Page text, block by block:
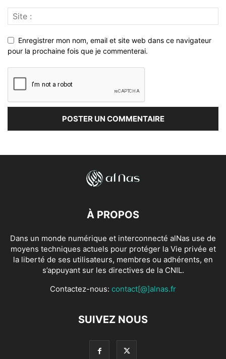
Enregistrer mon nom, email et site web dans ce navigateur
pour la prochaine fois que je commenterai.
À PROPOS
Dans un monde numérique et interconnecté alNas use de
moyens techniques actuels pour protéger la Vie privée et
la liberté de ses utilisateurs, membres ou adhérents, en
s’appuyant sur les directives de la CNIL.
Contactez-nous: contact[@]alnas.fr
SUIVEZ NOUS